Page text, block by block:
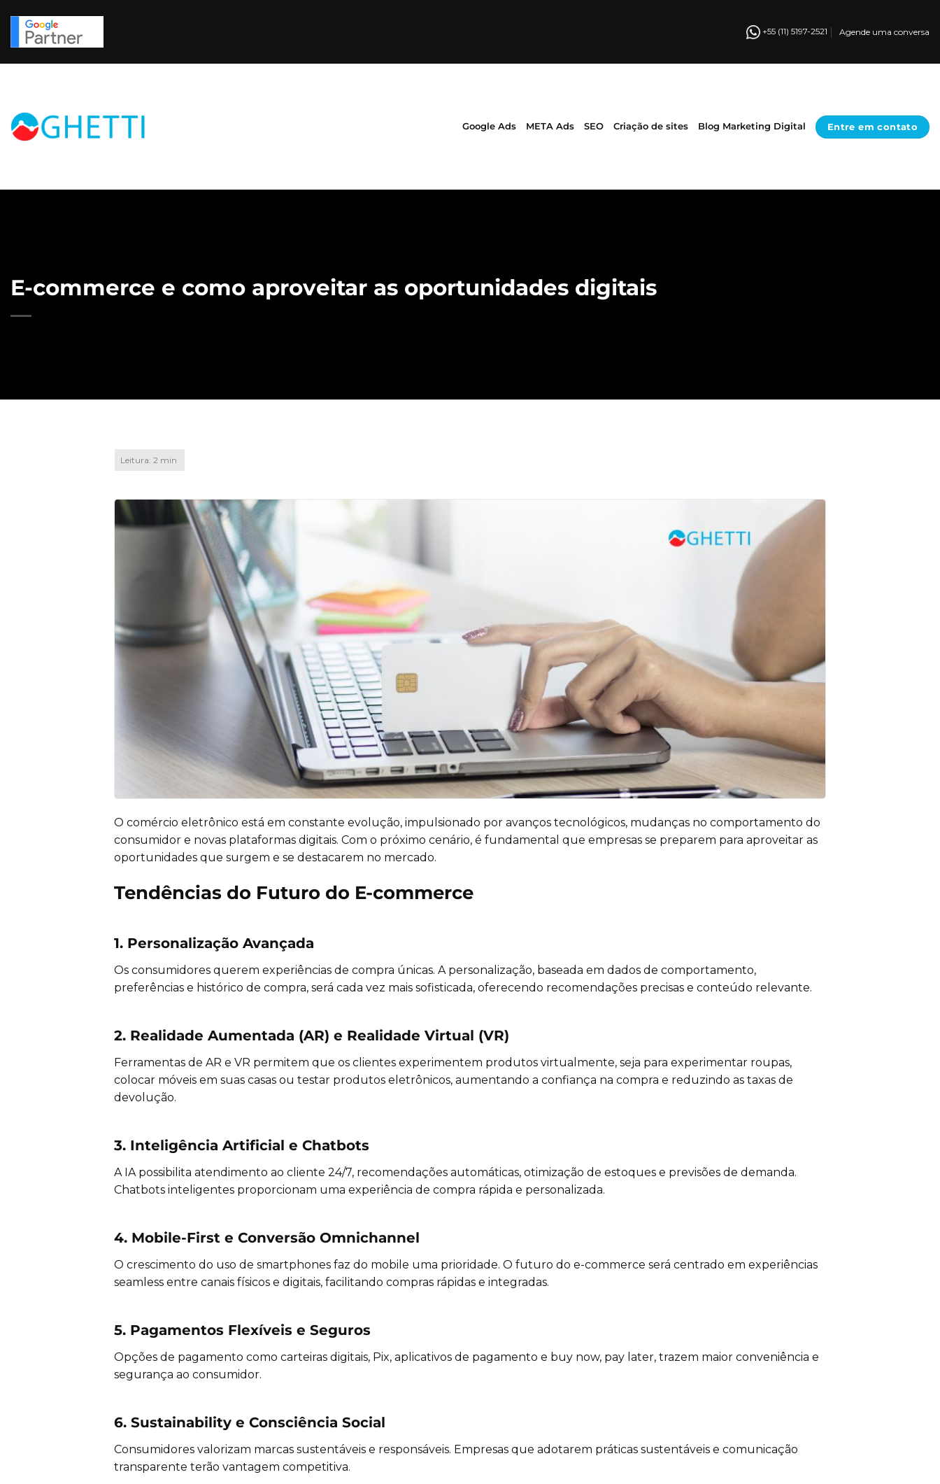
content
+55 (11) 5197-2521 Agende uma conversa
Google Ads META Ads SEO Criação de sites Blog Marketing Digital Entre em contato
E-commerce e como aproveitar as oportunidades digitais
O comércio eletrônico está em constante evolução, impulsionado por avanços tecnológicos, mudanças no comportamento do
consumidor e novas plataformas digitais. Com o próximo cenário, é fundamental que empresas se preparem para aproveitar as
oportunidades que surgem e se destacarem no mercado.
Tendências do Futuro do E-commerce
1. Personalização Avançada
Os consumidores querem experiências de compra únicas. A personalização, baseada em dados de comportamento,
preferências e histórico de compra, será cada vez mais sofisticada, oferecendo recomendações precisas e conteúdo relevante.
2. Realidade Aumentada (AR) e Realidade Virtual (VR)
Ferramentas de AR e VR permitem que os clientes experimentem produtos virtualmente, seja para experimentar roupas,
colocar móveis em suas casas ou testar produtos eletrônicos, aumentando a confiança na compra e reduzindo as taxas de
devolução.
3. Inteligência Artificial e Chatbots
A IA possibilita atendimento ao cliente 24/7, recomendações automáticas, otimização de estoques e previsões de demanda.
Chatbots inteligentes proporcionam uma experiência de compra rápida e personalizada.
4. Mobile-First e Conversão Omnichannel
O crescimento do uso de smartphones faz do mobile uma prioridade. O futuro do e-commerce será centrado em experiências
seamless entre canais físicos e digitais, facilitando compras rápidas e integradas.
5. Pagamentos Flexíveis e Seguros
Opções de pagamento como carteiras digitais, Pix, aplicativos de pagamento e buy now, pay later, trazem maior conveniência e
segurança ao consumidor.
6. Sustainability e Consciência Social
Consumidores valorizam marcas sustentáveis e responsáveis. Empresas que adotarem práticas sustentáveis e comunicação
transparente terão vantagem competitiva.